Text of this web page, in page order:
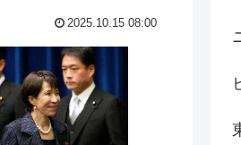
奈須きのこさん、円形脱毛症にな
ウイスキーを冷凍庫に入れると凍
佐藤二朗、妻とのハグを報告「君
2025.10.15 08:00